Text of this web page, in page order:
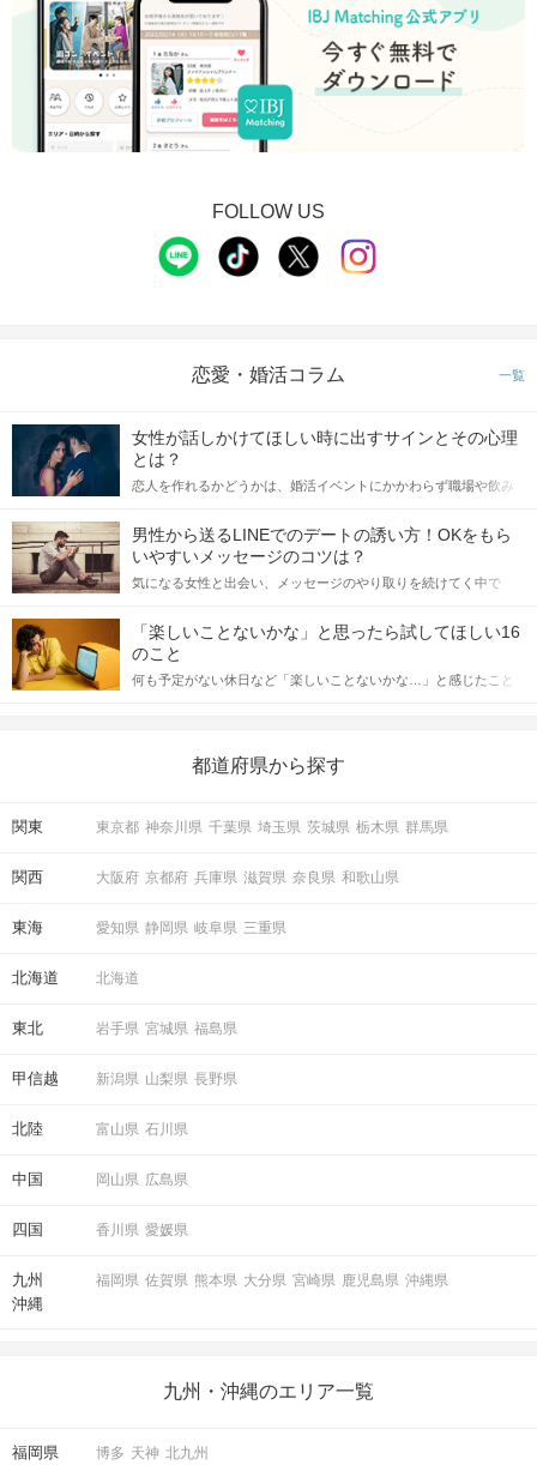
FOLLOW US
恋愛・婚活コラム 一覧
女性が話しかけてほしい時に出すサインとその心理
とは？
恋人を作れるかどうかは、婚活イベントにかかわらず職場や飲み
てアプローチできるかにも左右されます。 これから恋人作りを本
格的に始めようとしている方は、女性が異性を求めて出すサイン
をしっかりと理解し、正しい行動に移せるかどうかが重要。 この
記事では、女性が話しかけて欲しい時に出すサインとその心理を
合にどのような行動に繋げるべきかをご紹介していきます。
男性から送るLINEでのデートの誘い方！OKをもら
いやすいメッセージのコツは？
気になる女性と出会い、メッセージのやり取りを続けてく中で
しかし、中には「どう誘ったらいいの？」とお困りの男性もいら
っしゃるのではないでしょうか。 そこで今回は、男性から女性へ
送るLINEでのデートの誘い方のコツをご紹介します。例文も混じ
えながら解説するので、ぜひ参考にしてください。
「楽しいことないかな」と思ったら試してほしい16
のこと
何も予定がない休日など「楽しいことないかな…」と感じたこと
の楽しいことアイデアを集めました♪ いままさに楽しいことを探し
都道府県から探す
関東 東京都 神奈川県 千葉県 埼玉県 茨城県 栃木県 群馬県
関西 大阪府 京都府 兵庫県 滋賀県 奈良県 和歌山県
東海 愛知県 静岡県 岐阜県 三重県
北海道 北海道
東北 岩手県 宮城県 福島県
甲信越 新潟県 山梨県 長野県
北陸 富山県 石川県
中国 岡山県 広島県
四国 香川県 愛媛県
九州
沖縄
福岡県 佐賀県 熊本県 大分県 宮崎県 鹿児島県 沖縄県
九州・沖縄のエリア一覧
福岡県 博多 天神 北九州